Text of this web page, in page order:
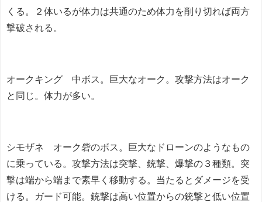
くる。２体いるが体力は共通のため体力を削り切れば両方
撃破される。
オークキング 中ボス。巨大なオーク。攻撃方法はオーク
と同じ。体力が多い。
シモザネ オーク砦のボス。巨大なドローンのようなもの
に乗っている。攻撃方法は突撃、銃撃、爆撃の３種類。突
撃は端から端まで素早く移動する。当たるとダメージを受
ける。ガード可能。銃撃は高い位置からの銃撃と低い位置